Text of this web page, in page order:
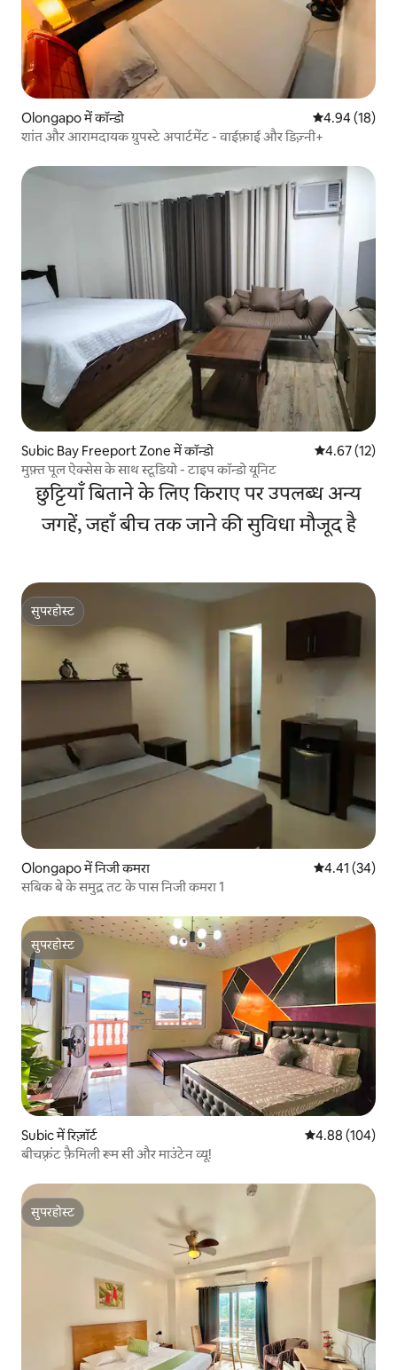
Olongapo में कॉन्डो औसत रेटिंग 5 में
4.94 (18)
शांत और आरामदायक ग्रुपस्टे अपार्टमेंट - वाईफ़ाई और डिज़्नी+
Subic Bay Freeport Zone में कॉन्डो औसत रेटिंग 5 में
4.67 (12)
मुफ़्त पूल ऐक्सेस के साथ स्टूडियो - टाइप कॉन्डो यूनिट
छुट्टियाँ बिताने के लिए किराए पर उपलब्ध अन्य
जगहें, जहाँ बीच तक जाने की सुविधा मौजूद है
सुपरहोस्ट
सुपरहोस्ट
Olongapo में निजी कमरा औसत रेटिंग 5 में
4.41 (34)
सबिक बे के समुद्र तट के पास निजी कमरा 1
सुपरहोस्ट
सुपरहोस्ट
Subic में रिज़ॉर्ट औसत रेटिंग 5 में से
4.88 (104)
बीचफ़्रंट फ़ैमिली रूम सी और माउंटेन व्यू!
सुपरहोस्ट
सुपरहोस्ट